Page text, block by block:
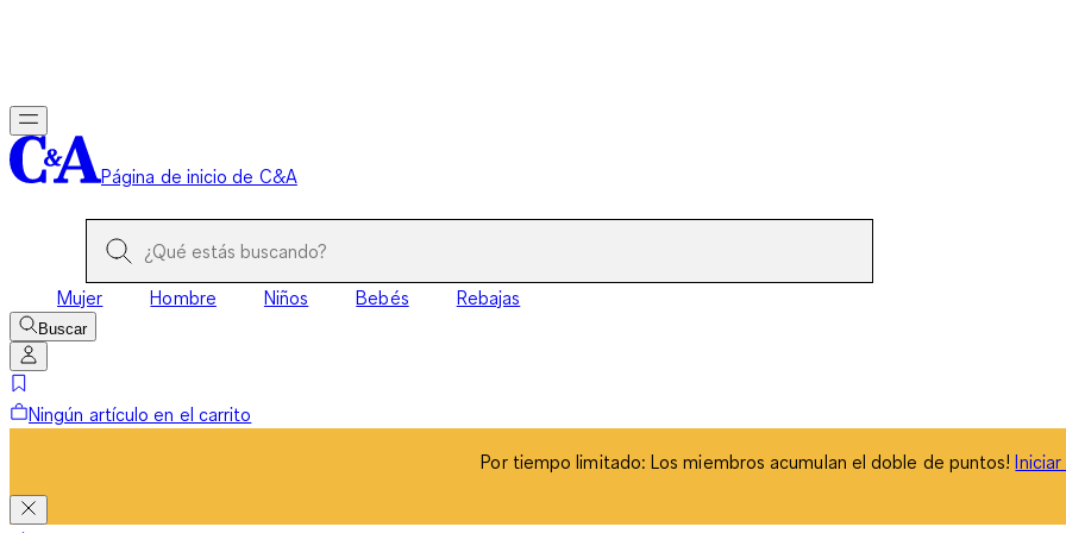
Página de inicio de C&A
Mujer Hombre Niños Bebés Rebajas
Buscar
Ningún artículo en el carrito
Por tiempo limitado: Los miembros acumulan el doble de puntos!